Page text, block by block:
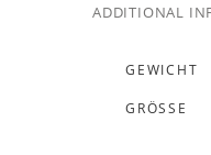
ADDITIONAL
GEWICHT
GRÖSSE